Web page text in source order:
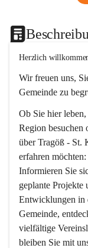
Herzlich
Wir freuen uns,
Gemeinde zu
Ob Sie hier leben,
Region besuchen
über Tragöß - St.
erfahren möchten:
Informieren Sie
geplante Projekte
Entwicklungen in
Gemeinde,
vielfältige
bleiben Sie mit